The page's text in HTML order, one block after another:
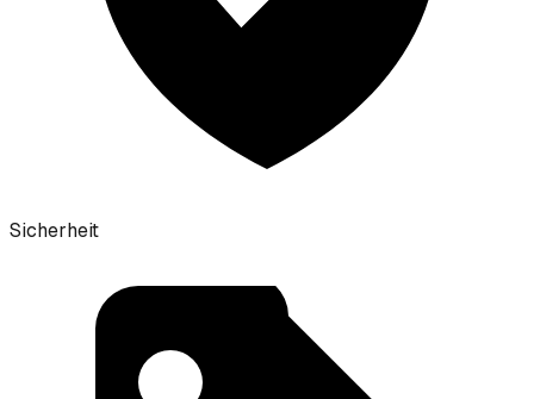
Sicherheit